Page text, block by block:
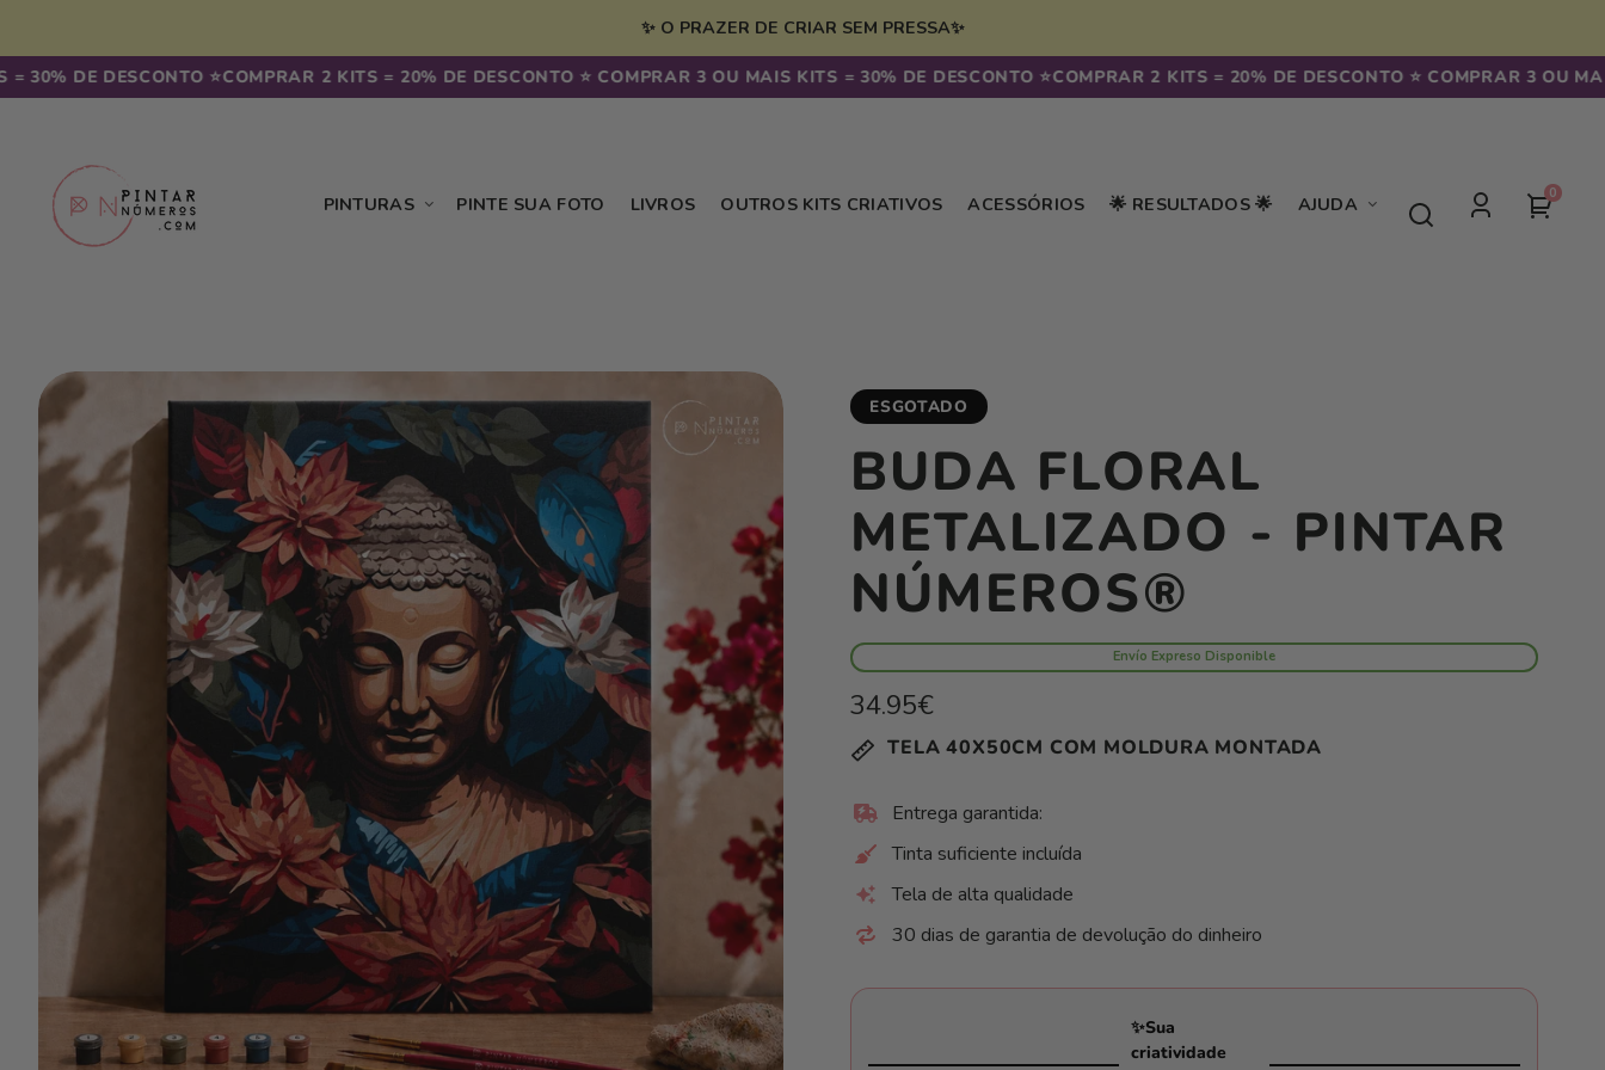
✨ O PRAZER DE CRIAR SEM PRESSA✨
DESCONTO ⭐️COMPRAR 2 KITS = 20% DE DESCONTO ⭐️ COMPRAR 3 OU MAIS KITS = 30% DE DESCONTO ⭐️COMPRAR 2 KITS = 20% DE DESCONTO ⭐️ COMPRAR 3 OU MAIS
PINTURAS PINTE SUA FOTO LIVROS OUTROS KITS CRIATIVOS ACESSÓRIOS 🌟 RESULTADOS 🌟 AJUDA
Iniciar
seu
00
a
informação
do
produto
ESGOTADO
BUDA FLORAL
METALIZADO - PINTAR
NÚMEROS®
Envío Expreso Disponible
Preço
normal
34.95€
Preço
unitário
por TELA 40X50CM COM MOLDURA MONTADA
Entrega garantida:
Tinta suficiente incluída
Tela de alta qualidade
30 dias de garantia de devolução do dinheiro
✨Sua
criatividade